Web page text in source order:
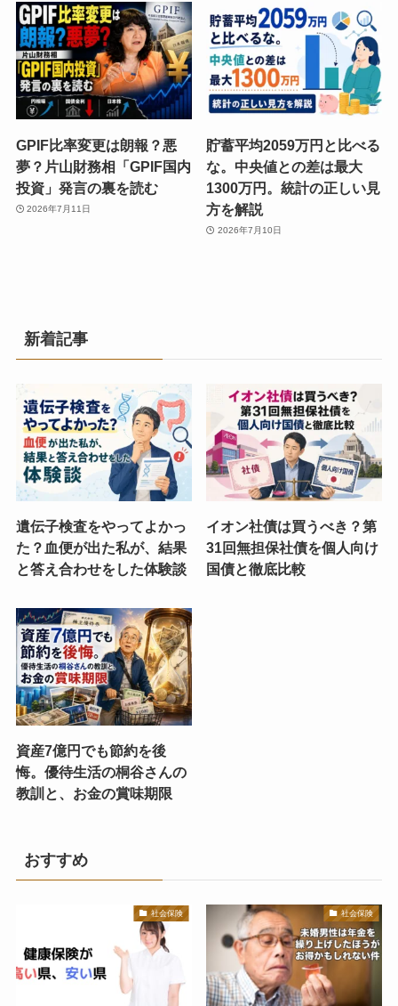
GPIF比率変更は朗報？悪
夢？片山財務相「GPIF国内
投資」発言の裏を読む
2026年7月11日
貯蓄平均2059万円と比べる
な。中央値との差は最大
1300万円。統計の正しい見
方を解説
2026年7月10日
新着記事
遺伝子検査をやってよかっ
た？血便が出た私が、結果
と答え合わせをした体験談
イオン社債は買うべき？第
31回無担保社債を個人向け
国債と徹底比較
資産7億円でも節約を後
悔。優待生活の桐谷さんの
教訓と、お金の賞味期限
おすすめ
社会保険 社会保険